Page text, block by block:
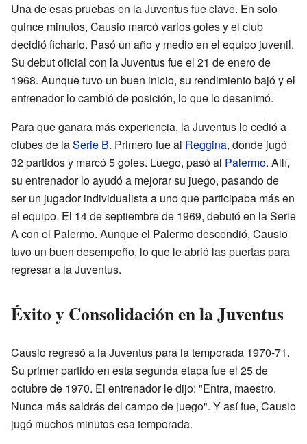
Una de esas pruebas en la Juventus fue clave. En solo
quince minutos, Causio marcó varios goles y el club
decidió ficharlo. Pasó un año y medio en el equipo juvenil.
Su debut oficial con la Juventus fue el 21 de enero de
1968. Aunque tuvo un buen inicio, su rendimiento bajó y el
entrenador lo cambió de posición, lo que lo desanimó.
Para que ganara más experiencia, la Juventus lo cedió a
clubes de laSerie B. Primero fue al Reggina, donde jugó
32 partidos y marcó 5 goles. Luego, pasó al Palermo. Allí,
su entrenador lo ayudó a mejorar su juego, pasando de
ser un jugador individualista a uno que participaba más en
el equipo. El 14 de septiembre de 1969, debutó en la Serie
A con el Palermo. Aunque el Palermo descendió, Causio
tuvo un buen desempeño, lo que le abrió las puertas para
regresar a la Juventus.
Éxito y Consolidación en la Juventus
Causio regresó a la Juventus para la temporada 1970-71.
Su primer partido en esta segunda etapa fue el 25 de
octubre de 1970. El entrenador le dijo: "Entra, maestro.
Nunca más saldrás del campo de juego". Y así fue, Causio
jugó muchos minutos esa temporada.